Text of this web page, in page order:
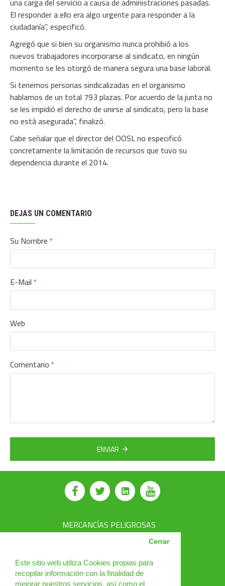
Este sitio web utiliza Cookies propias para
recopilar información con la finalidad de
mejorar nuestros servicios, así como el
Cerrar
El responder a ello era algo urgente para responder a la
ciudadanía”, especificó.
Agregó que si bien su organismo nunca prohibió a los
nuevos trabajadores incorporarse al sindicato, en ningún
momento se les otorgó de manera segura una base laboral.
Si tenemos personas sindicalizadas en el organismo
hablamos de un total 793 plazas. Por acuerdo de la junta no
se les impidió el derecho de unirse al sindicato, pero la base
no está asegurada”, finalizó.
Cabe señalar que el director del OOSL no especificó
concretamente la limitación de recursos que tuvo su
dependencia durante el 2014.
DEJAS UN COMENTARIO
Su Nombre
E-Mail
Web
Comentario
ENVIAR
MERCANCÍAS PELIGROSAS
PRODUCTOS
CURSOS